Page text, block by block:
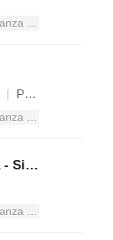
Musica, Spettacoli e Danza nel Lazio
| Proceno
Musica, Spettacoli e Danza nel Lazio
Sulle orme di Enea - Singing Routes
Musica, Spettacoli e Danza nel Lazio